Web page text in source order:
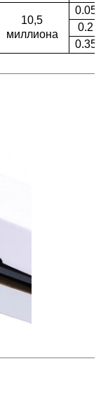
10,5
миллиона
0.05
0.2
0.35